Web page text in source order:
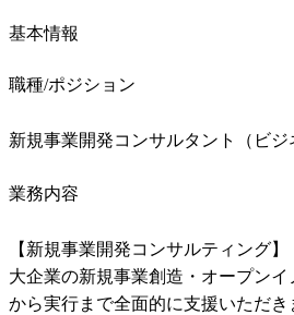
基本情報
職種/ポジション
新規事業開発コンサルタント（ビジ
業務内容
【新規事業開発コンサルティング】
大企業の新規事業創造・オープン
から実行まで全面的に支援いただき